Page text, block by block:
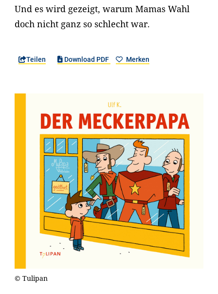
Und es wird gezeigt, warum Mamas Wahl
doch nicht ganz so schlecht war.
Teilen Download PDF Merken
© Tulipan